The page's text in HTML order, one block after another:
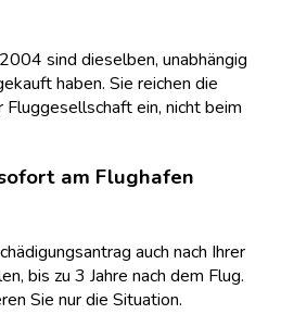
sind dieselben, unabhängig
haben. Sie reichen die
ein, nicht beim
am Flughafen
auch nach Ihrer
bis zu 3 Jahre nach dem Flug.
Sie nur die Situation.